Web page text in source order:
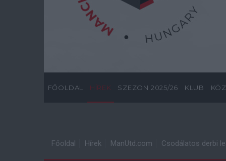
FŐOLDAL HÍREK SZEZON 2025/26 KLUB
Főoldal Hírek ManUtd.com Csodálatos derbi